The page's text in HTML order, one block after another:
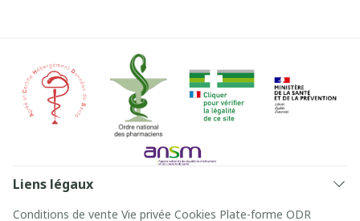
Liens légaux
Conditions de vente Vie privée Cookies Plate-forme ODR